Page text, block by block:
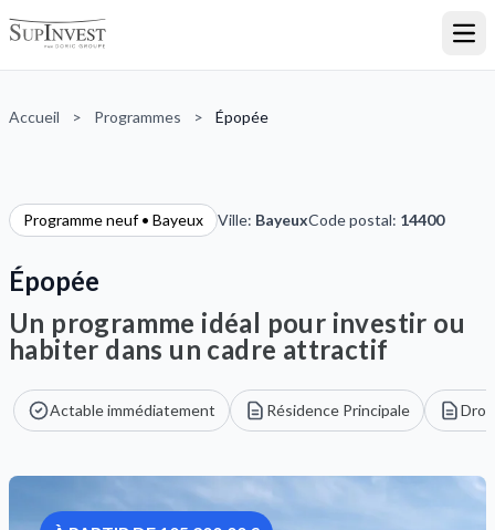
Accueil > Programmes > Épopée
Programme neuf • Bayeux Ville: BayeuxCode postal: 14400
Épopée
Un programme idéal pour investir ou
habiter dans un cadre attractif
Actable immédiatement Résidence Principale